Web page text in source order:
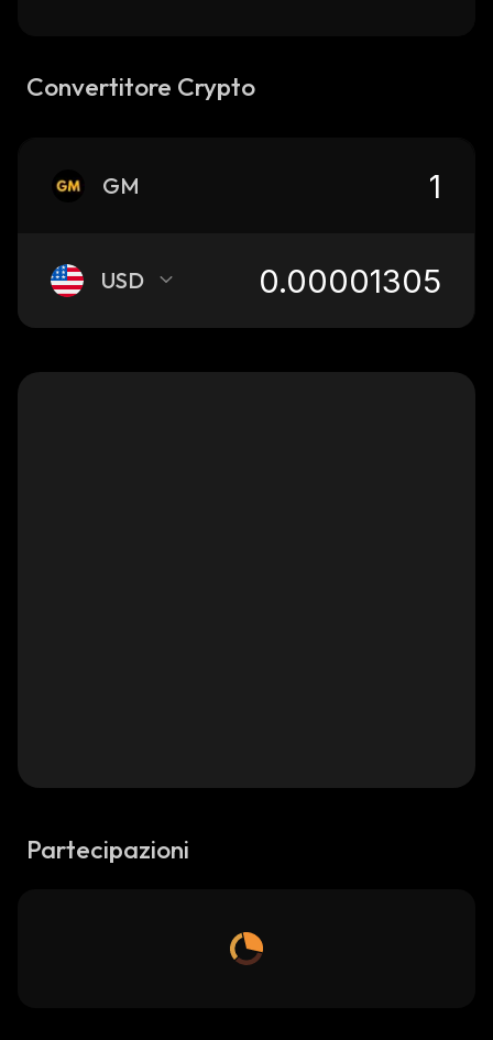
Convertitore Crypto
GM
USD
Partecipazioni